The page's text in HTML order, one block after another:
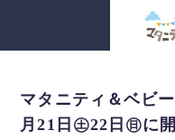
マタニティ＆ベビ
月21日㊏22日㊐に